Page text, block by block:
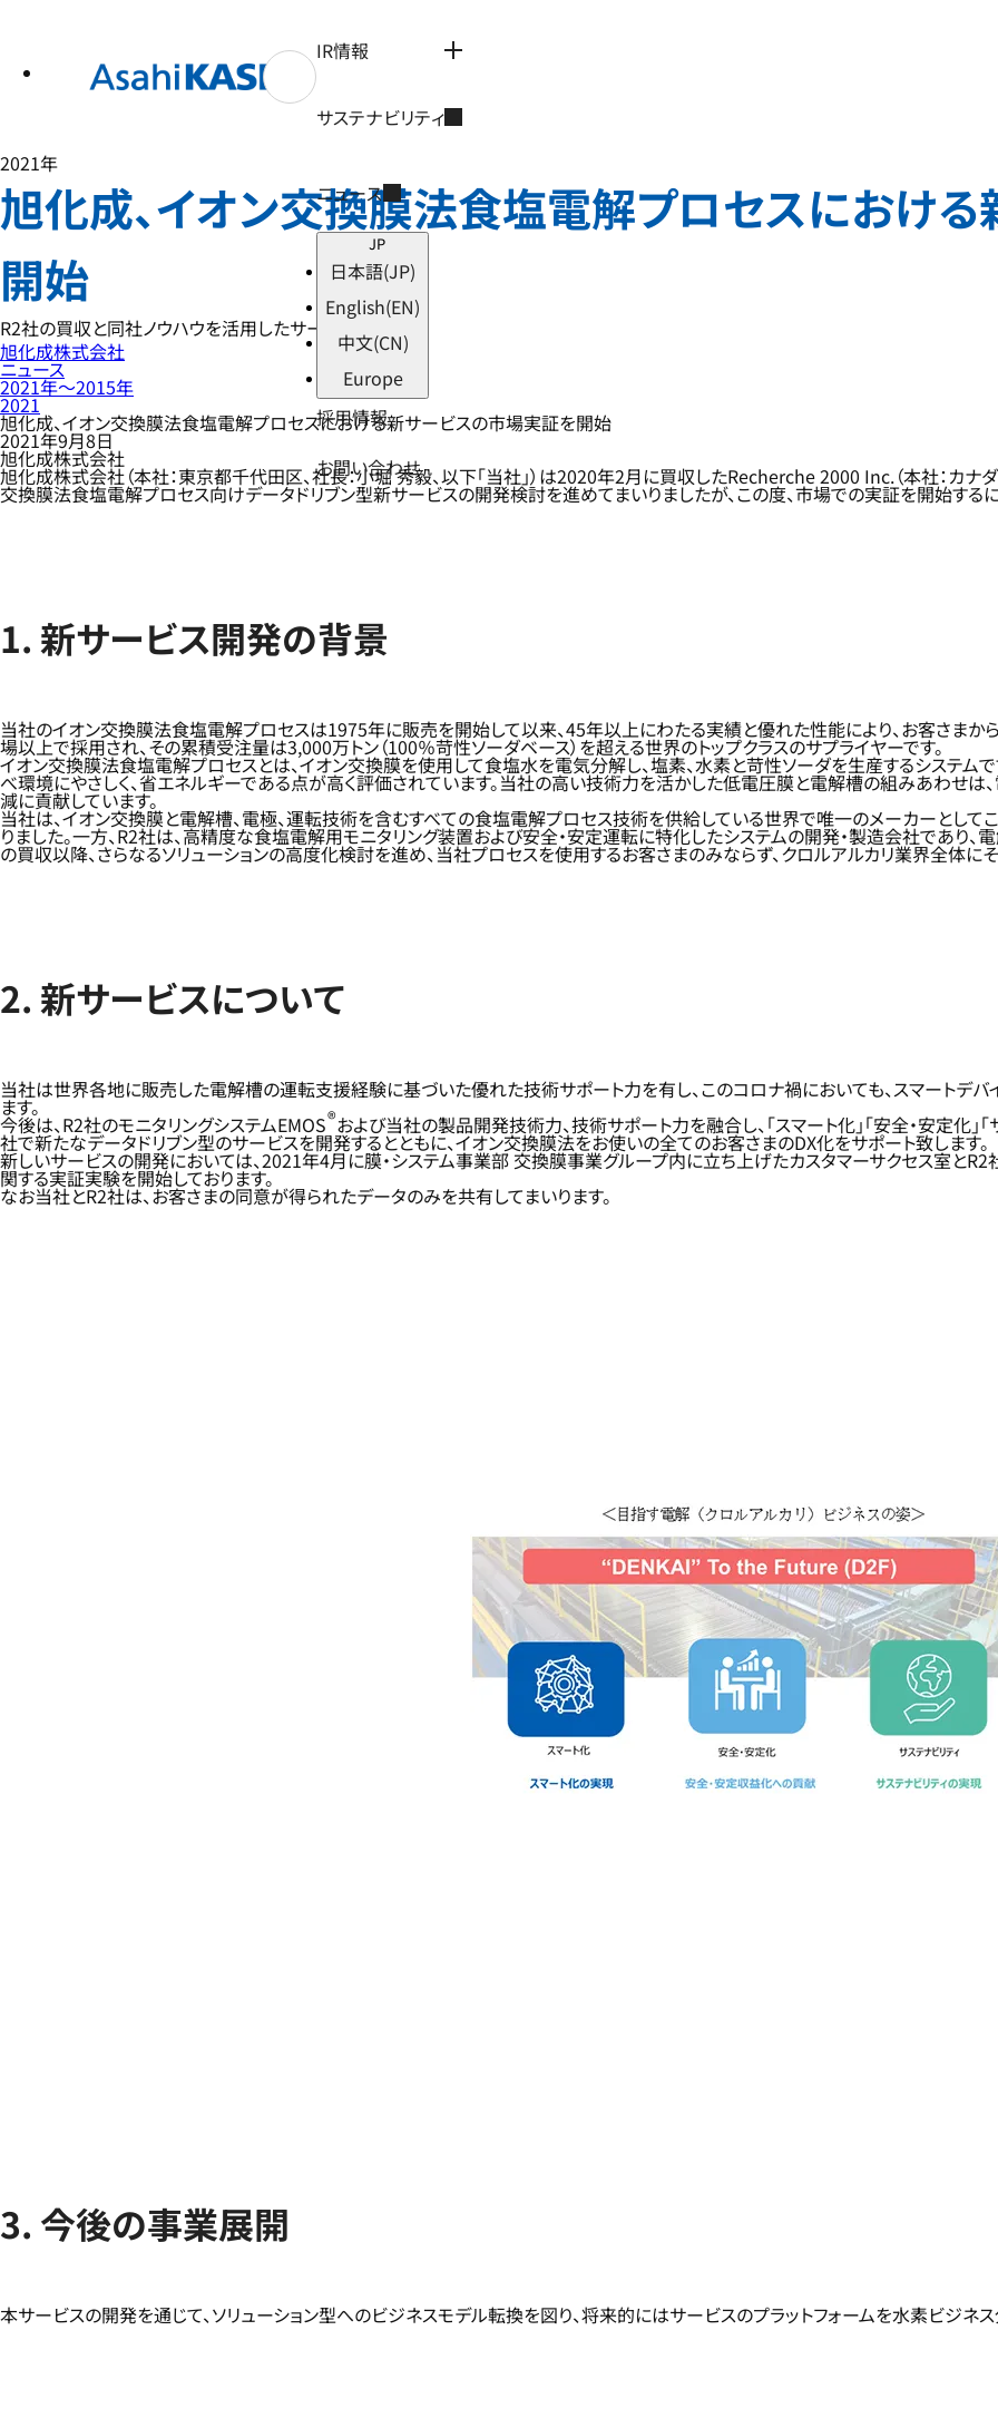
IR情報
サステナビリティ
ニュース
JP
日本語(JP)
English(EN)
中文(CN)
Europe
採用情報
お問い合わせ
2021年
旭化成、イオン交換膜法食塩電解プロセスにおけ
開始
R2社の買収と同社ノウハウを活用したサービスの高度化
旭化成株式会社
ニュース
2021年〜2015年
2021
旭化成、イオン交換膜法食塩電解プロセスにおける新サービスの市場実証を開始
2021年9月8日
旭化成株式会社
旭化成株式会社（本社：東京都千代田区、社長：小堀 秀毅、以下「当社」）は2020年2月に買収したRecherche 2000 Inc.（本社：カナ
交換膜法食塩電解プロセス向けデータドリブン型新サービスの開発検討を進めてまいりましたが、この度、市場での実証を開始するに
1. 新サービス開発の背景
当社のイオン交換膜法食塩電解プロセスは1975年に販売を開始して以来、45年以上にわたる実績と優れた性能により、お客さまか
場以上で採用され、その累積受注量は3,000万トン（100％苛性ソーダベース）を超える世界のトップクラスのサプライヤーです。
イオン交換膜法食塩電解プロセスとは、イオン交換膜を使用して食塩水を電気分解し、塩素、水素と苛性ソーダを生産するシステム
べ環境にやさしく、省エネルギーである点が高く評価されています。当社の高い技術力を活かした低電圧膜と電解槽の組みあわせ
減に貢献しています。
当社は、イオン交換膜と電解槽、電極、運転技術を含むすべての食塩電解プロセス技術を供給している世界で唯一のメーカーとして
りました。一方、R2社は、高精度な食塩電解用モニタリング装置および安全・安定運転に特化したシステムの開発・製造会社であり、
の買収以降、さらなるソリューションの高度化検討を進め、当社プロセスを使用するお客さまのみならず、クロルアルカリ業界全体に
2. 新サービスについて
当社は世界各地に販売した電解槽の運転支援経験に基づいた優れた技術サポート力を有し、このコロナ禍においても、スマートデ
ます。
今後は、R2社のモニタリングシステムEMOS®および当社の製品開発技術力、技術サポート力を融合し、「スマート化」「安全・安定化」
社で新たなデータドリブン型のサービスを開発するとともに、イオン交換膜法をお使いの全てのお客さまのDX化をサポート致します。
新しいサービスの開発においては、2021年4月に膜・システム事業部 交換膜事業グループ内に立ち上げたカスタマーサクセス室と
関する実証実験を開始しております。
なお当社とR2社は、お客さまの同意が得られたデータのみを共有してまいります。
3. 今後の事業展開
本サービスの開発を通じて、ソリューション型へのビジネスモデル転換を図り、将来的にはサービスのプラットフォームを水素ビジネ